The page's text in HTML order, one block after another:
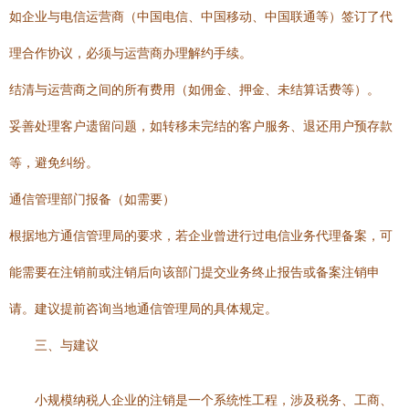
如企业与电信运营商（中国电信、中国移动、中国联通等）签订了代
理合作协议，必须与运营商办理解约手续。
结清与运营商之间的所有费用（如佣金、押金、未结算话费等）。
妥善处理客户遗留问题，如转移未完结的客户服务、退还用户预存款
等，避免纠纷。
通信管理部门报备（如需要）
根据地方通信管理局的要求，若企业曾进行过电信业务代理备案，可
能需要在注销前或注销后向该部门提交业务终止报告或备案注销申
请。建议提前咨询当地通信管理局的具体规定。
三、与建议
小规模纳税人企业的注销是一个系统性工程，涉及税务、工商、